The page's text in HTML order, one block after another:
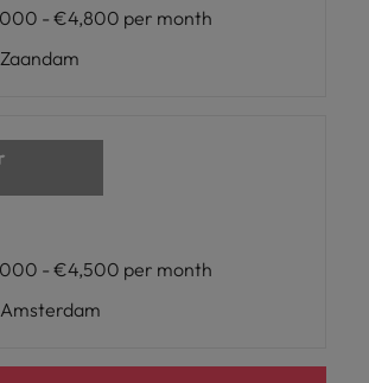
- €4,800 per month
Zaandam
- €4,500 per month
Amsterdam